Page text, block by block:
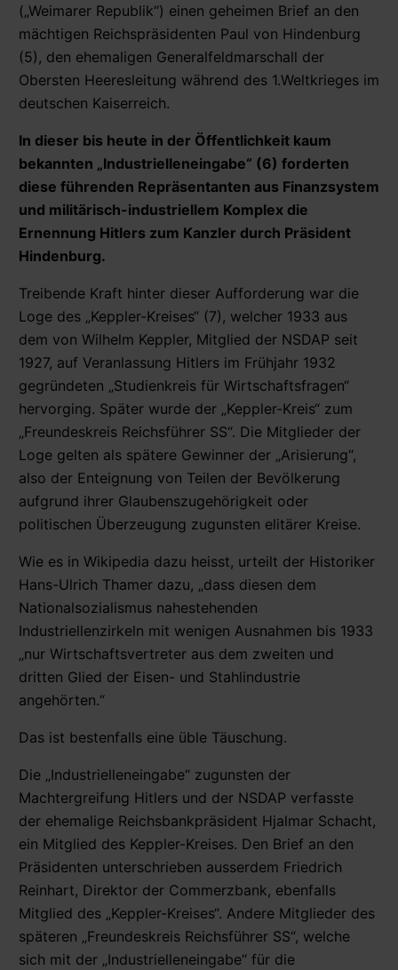
(„Weimarer Republik“) einen geheimen Brief an den
mächtigen Reichspräsidenten Paul von Hindenburg
(5), den ehemaligen Generalfeldmarschall der
Obersten Heeresleitung während des 1.Weltkrieges im
deutschen Kaiserreich.
In dieser bis heute in der Öffentlichkeit kaum
bekannten „Industrielleneingabe“ (6) forderten
diese führenden Repräsentanten aus Finanzsystem
und militärisch-industriellem Komplex die
Ernennung Hitlers zum Kanzler durch Präsident
Hindenburg.
Treibende Kraft hinter dieser Aufforderung war die
Loge des „Keppler-Kreises“ (7), welcher 1933 aus
dem von Wilhelm Keppler, Mitglied der NSDAP seit
1927, auf Veranlassung Hitlers im Frühjahr 1932
gegründeten „Studienkreis für Wirtschaftsfragen“
hervorging. Später wurde der „Keppler-Kreis“ zum
„Freundeskreis Reichsführer SS“. Die Mitglieder der
Loge gelten als spätere Gewinner der „Arisierung“,
also der Enteignung von Teilen der Bevölkerung
aufgrund ihrer Glaubenszugehörigkeit oder
politischen Überzeugung zugunsten elitärer Kreise.
Wie es in Wikipedia dazu heisst, urteilt der Historiker
Hans-Ulrich Thamer dazu, „dass diesen dem
Nationalsozialismus nahestehenden
Industriellenzirkeln mit wenigen Ausnahmen bis 1933
„nur Wirtschaftsvertreter aus dem zweiten und
dritten Glied der Eisen- und Stahlindustrie
angehörten.“
Das ist bestenfalls eine üble Täuschung.
Die „Industrielleneingabe“ zugunsten der
Machtergreifung Hitlers und der NSDAP verfasste
der ehemalige Reichsbankpräsident Hjalmar Schacht,
ein Mitglied des Keppler-Kreises. Den Brief an den
Präsidenten unterschrieben ausserdem Friedrich
Reinhart, Direktor der Commerzbank, ebenfalls
Mitglied des „Keppler-Kreises“. Andere Mitglieder des
späteren „Freundeskreis Reichsführer SS“, welche
sich mit der „Industrielleneingabe“ für die